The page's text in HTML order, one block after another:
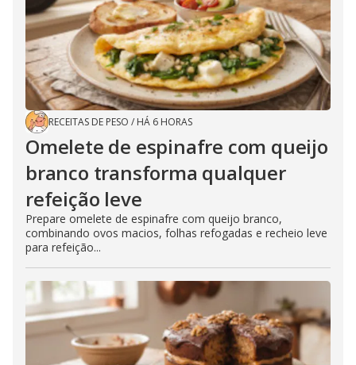
RECEITAS DE PESO / HÁ 6 HORAS
Omelete de espinafre com queijo
branco transforma qualquer
refeição leve
Prepare omelete de espinafre com queijo branco,
combinando ovos macios, folhas refogadas e recheio leve
para refeição...